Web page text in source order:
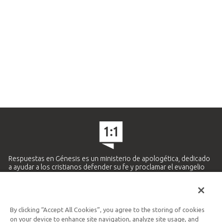
Respuestas en Génesis es un ministerio de apologética, dedicado
a ayudar a los cristianos defender su fe y proclamar el evangelio
Ministerio Hispano y Latinoamericano
By clicking “Accept All Cookies”, you agree to the storing of cookies
on your device to enhance site navigation, analyze site usage, and